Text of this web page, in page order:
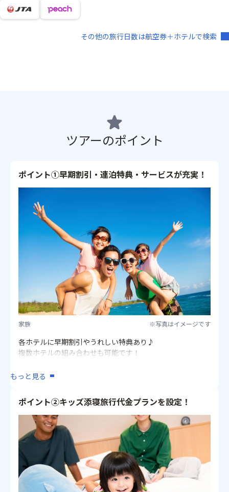
その他の旅行日数は航空券＋ホテルで検索
ツアーのポイント
ポイント①早期割引・連泊特典・サービスが充実！
家族 ※写真はイメージです
各ホテルに早期割引やうれしい特典あり♪
複数ホテルの組み合わせも可能です！
★★まずは
一例）
フサキビーチリゾート ホテル＆ヴィラズなら…
Ｌ120日前までの予約でお1人様1泊につき3,000円割引
4名様×2泊で合計24,000円引！
Ｌ90日前までの予約でお1人様1泊につき1,500円割引
4名様×2泊で合計12,000円引！
西表島ジャングルホテルパイヌマヤなら…
Ｌ4連泊以上で滞在中夕食1回付き など
もっと見る
ポイント②キッズ添寝旅行代金プランを設定！